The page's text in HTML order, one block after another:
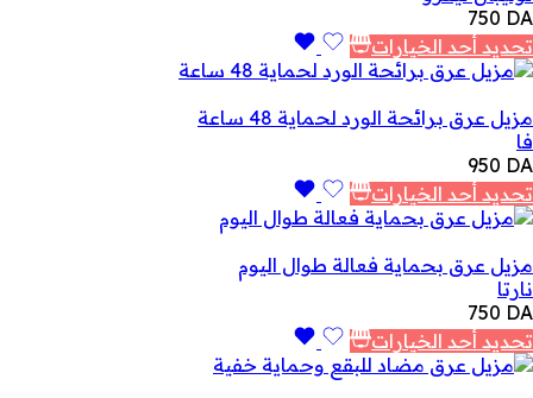
750 DA
تحديد أحد الخيارات
مزيل عرق برائحة الورد لحماية 48 ساعة
فا
950 DA
تحديد أحد الخيارات
مزيل عرق بحماية فعالة طوال اليوم
نارتا
750 DA
تحديد أحد الخيارات